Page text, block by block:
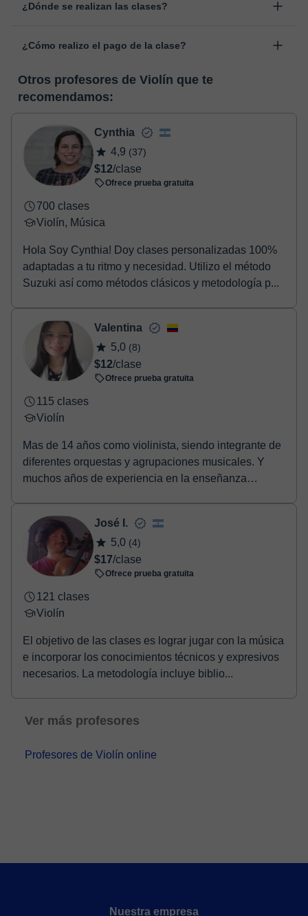
cambiar la hora o el día de clase. Puedes hacerlo desde tu área
¿Dónde se realizan las clases?
desarrollada para el ámbito formativo con muchas
pizarra virtual o el editor de textos a tiempo real. En el siguiente
enlace puedes ver una demo del aula y conocerla:
virtual
¿Cómo realizo el pago de la clase?
horas, podrás realizar el pago mediante nuestro TPV virtual.
Tienes dos opciones para efectuar el pago:
- Tarjeta de crédito.
- Paypal.
Una vez realices el pago de la clase, recibirás un e-mail de
confirmación de la reserva.
Otros profesores de Violín que te
recomendamos:
Cynthia
4,9 (37)
$12/clase
Ofrece prueba gratuita
700 clases
Violín, Música
Hola Soy Cynthia! Doy clases personalizadas 100%
adaptadas a tu ritmo y necesidad. Utilizo el método
Suzuki así como métodos clásicos y metodología p...
Valentina
5,0 (8)
$12/clase
Ofrece prueba gratuita
115 clases
Violín
Mas de 14 años como violinista, siendo integrante de
diferentes orquestas y agrupaciones musicales. Y
muchos años de experiencia en la enseñanza
José I.
5,0 (4)
$17/clase
Ofrece prueba gratuita
121 clases
Violín
El objetivo de las clases es lograr jugar con la música
e incorporar los conocimientos técnicos y expresivos
necesarios. La metodología incluye biblio...
Ver más profesores
Profesores de Violín online
Nuestra empresa